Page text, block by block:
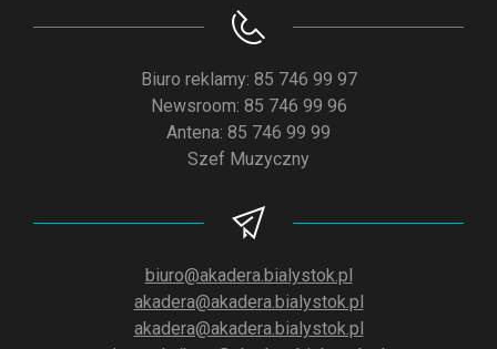
Biuro reklamy: 85 746 99 97
Newsroom: 85 746 99 96
Antena: 85 746 99 99
Szef Muzyczny
biuro@akadera.bialystok.pl
akadera@akadera.bialystok.pl
akadera@akadera.bialystok.pl